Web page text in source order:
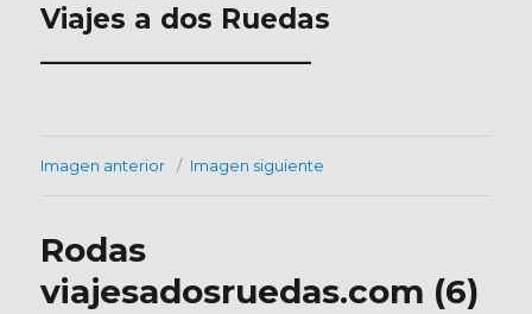
Viajes a dos Ruedas
___________________
Imagen anterior Imagen siguiente
Rodas
viajesadosruedas.com (6)